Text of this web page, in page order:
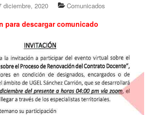
diciembre, 2020 Comunicados
para descargar comunicado